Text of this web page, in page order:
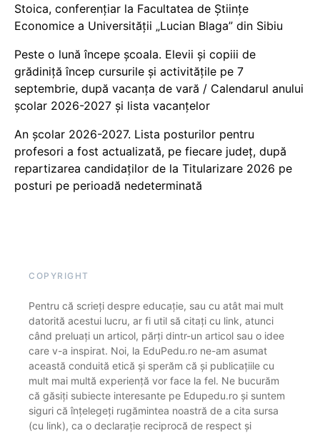
Stoica, conferențiar la Facultatea de Științe
Economice a Universității „Lucian Blaga” din Sibiu
Peste o lună începe școala. Elevii și copiii de
grădiniță încep cursurile și activitățile pe 7
septembrie, după vacanța de vară / Calendarul anului
școlar 2026-2027 și lista vacanțelor
An școlar 2026-2027. Lista posturilor pentru
profesori a fost actualizată, pe fiecare județ, după
repartizarea candidaților de la Titularizare 2026 pe
posturi pe perioadă nedeterminată
COPYRIGHT
Pentru că scrieți despre educație, sau cu atât mai mult
datorită acestui lucru, ar fi util să citați cu link, atunci
când preluați un articol, părți dintr-un articol sau o idee
care v-a inspirat. Noi, la EduPedu.ro ne-am asumat
această conduită etică și sperăm că și publicațiile cu
mult mai multă experiență vor face la fel. Ne bucurăm
că găsiți subiecte interesante pe Edupedu.ro și suntem
siguri că înțelegeți rugămintea noastră de a cita sursa
(cu link), ca o declarație reciprocă de respect și